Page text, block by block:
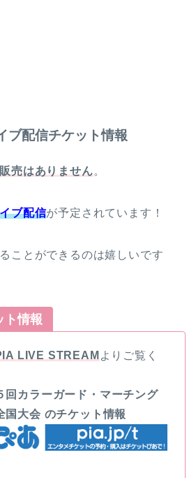
ブ配信チケット情報
売はありません。
ブ配信が予定されています！
ことができるのは嬉しいです
ト情報
LIVE STREAM よりご覧く
回カラーガード・マーチング
国大会 のチケット情報